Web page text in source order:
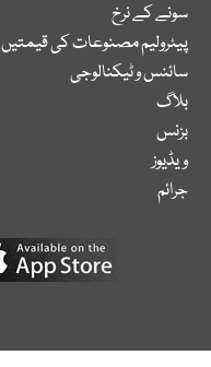
سونے کے نرخ
پیٹرولیم مصنوعات کی قیمتیں
سائنس و ٹیکنالوجی
بلاگ
بزنس
ویڈیوز
جرائم